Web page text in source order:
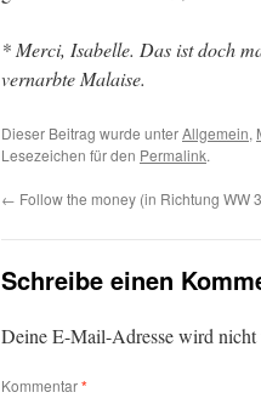
* Merci, Isabelle. Das ist doch
vernarbte Malaise.
Dieser Beitrag wurde unterAllgemein,
Lesezeichen für den Permalink.
← Follow the money (in Richtung WW
Schreibe einen
Deine E-Mail-Adresse wird
Kommentar*